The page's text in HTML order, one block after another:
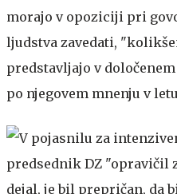
morajo v opoziciji pri
ljudstva zavedati,
predstavljajo v
po njegovem mnenju v